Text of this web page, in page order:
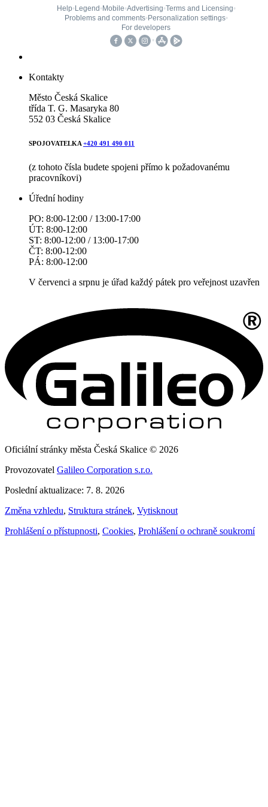
Kontakty
Město Česká Skalice
třída T. G. Masaryka 80
552 03 Česká Skalice
SPOJOVATELKA +420 491 490 011
(z tohoto čísla budete spojeni přímo k požadovanému
pracovníkovi)
Úřední hodiny
PO: 8:00-12:00 / 13:00-17:00
ÚT: 8:00-12:00
ST: 8:00-12:00 / 13:00-17:00
ČT: 8:00-12:00
PÁ: 8:00-12:00
V červenci a srpnu je úřad každý pátek pro veřejnost uzavřen
Oficiální stránky města Česká Skalice © 2026
Provozovatel Galileo Corporation s.r.o.
Poslední aktualizace: 7. 8. 2026
Změna vzhledu, Struktura stránek, Vytisknout
Prohlášení o přístupnosti, Cookies, Prohlášení o ochraně soukromí